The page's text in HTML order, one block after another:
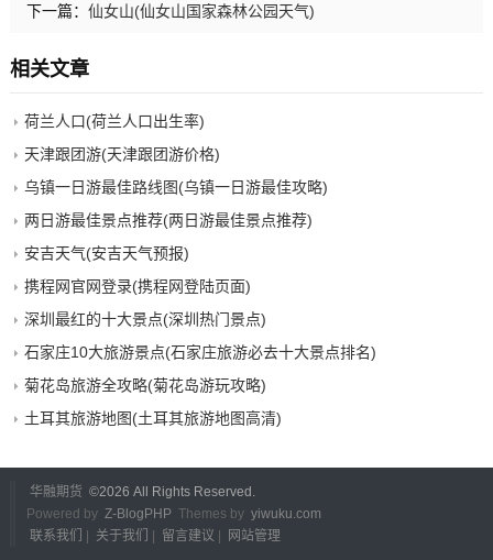
下一篇： 仙女山(仙女山国家森林公园天气)
相关文章
荷兰人口(荷兰人口出生率)
天津跟团游(天津跟团游价格)
乌镇一日游最佳路线图(乌镇一日游最佳攻略)
两日游最佳景点推荐(两日游最佳景点推荐)
安吉天气(安吉天气预报)
携程网官网登录(携程网登陆页面)
深圳最红的十大景点(深圳热门景点)
石家庄10大旅游景点(石家庄旅游必去十大景点排名)
菊花岛旅游全攻略(菊花岛游玩攻略)
土耳其旅游地图(土耳其旅游地图高清)
华融期货 ©2026 All Rights Reserved.
Powered by Z-BlogPHP Themes by yiwuku.com
联系我们
| 关于我们 | 留言建议 | 网站管理